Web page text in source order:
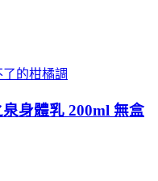
了的柑橘調
身體乳 200ml 無盒